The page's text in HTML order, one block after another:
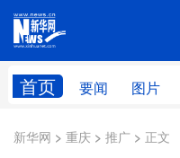
首页 要闻 图片
新华网 > 重庆 > 推广 > 正文